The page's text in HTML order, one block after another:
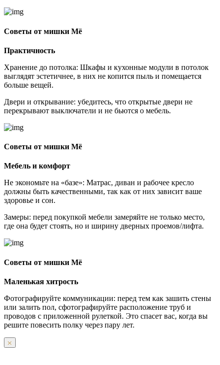
Советы от мишки Мё
Практичность
Хранение до потолка: Шкафы и кухонные модули в потолок
выглядят эстетичнее, в них не копится пыль и помещается
больше вещей.
Двери и открывание: убедитесь, что открытые двери не
перекрывают выключатели и не бьются о мебель.
Советы от мишки Мё
Мебель и комфорт
Не экономьте на «базе»: Матрас, диван и рабочее кресло
должны быть качественными, так как от них зависит ваше
здоровье и сон.
Замеры: перед покупкой мебели замеряйте не только место,
где она будет стоять, но и ширину дверных проемов/лифта.
Советы от мишки Мё
Маленькая хитрость
Фотографируйте коммуникации: перед тем как зашить стены
или залить пол, сфотографируйте расположение труб и
проводов с приложенной рулеткой. Это спасет вас, когда вы
решите повесить полку через пару лет.